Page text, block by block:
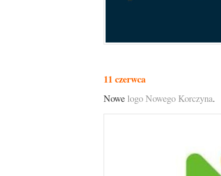
11 czerwca
Nowe logo Nowego Korczyna.